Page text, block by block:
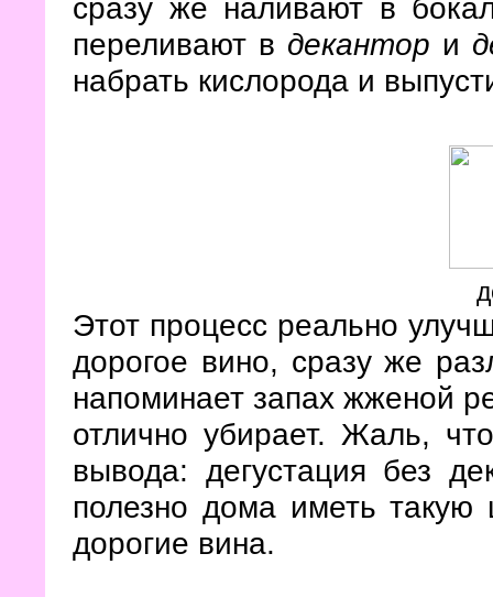
сразу же наливают в
переливают в декантор и
набрать кислорода и
Этот процесс реально
дорогое вино, сразу же
напоминает запах жженой
отлично убирает. Жаль,
вывода: дегустация без
полезно дома иметь
дорогие вина.